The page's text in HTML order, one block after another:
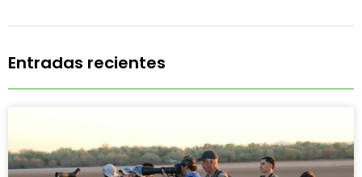
Entradas recientes